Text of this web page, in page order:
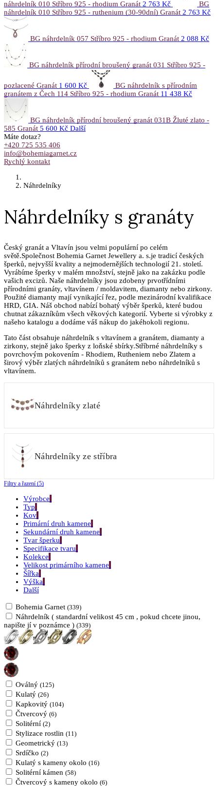
náhrdelník 010 Stříbro 925 - rhodium Granát 2 763 Kč
BG
náhrdelník 010 Stříbro 925 - ruthenium (30-90dní) Granát 2 763 Kč
BG náhrdelník 057 Stříbro 925 - rhodium Granát 2 088 Kč
BG náhrdelník přírodní broušený granát 031 Stříbro 925 -
pozlacené Granát 1 600 Kč
BG náhrdelník s přírodním
granátem z Čech 114 Stříbro 925 - rhodium Granát 11 438 Kč
BG náhrdelník přírodní broušený granát 031B Žluté zlato -
585 Granát 5 600 Kč Další
Máte dotaz?
+420 725 535 406
info@bohemiagarnet.cz
Rychlý kontakt
Náhrdelníky
Náhrdelníky s granáty
Český granát a Vltavín jsou velmi populární po celém
světě.Společnost Bohemia Garnet Jewellery a. s.je tradicí českých
šperků, nejvyšší kvality a nejmodernějších technologií 21. století.
Vyrábíme šperky v malém množství, stejně jako na zakázku podle
vašich excizů. Naše náhrdelníky jsou zdobeny prvotřídními
přírodními granáty, vltavínem / moldavitem, diamanty nebo zirkony.
Použité diamanty mají vynikající řez, podle mezinárodní kvalifikace
HRD, GIA. Náš obchod nabízí bohatý výběr šperků, které budou
chutnat zákazníkům všech věkových kategorií. Vyberte si výrobky z
našeho katalogu a dodáme váš nákup do jakéhokoli regionu.
Tato část obsahuje náhrdelník s vltavínem a granátem, diamanty a
zirkony, stejně jako šperky z loňské sbírky.Stříbrné náhrdelníky s
povrchovým pokovením - Rhodiem, Rutheniem nebo Zlatem a
širový výběr zlatých náhrdelníků s granátem nebo náhrdelníků s
vltavínem.
Náhrdelníky zlaté
Náhrdelníky ze stříbra
Filtry a řazení (5)
Výrobce
Typ
Kov
Primární druh kamene
Sekundární druh kamene
Tvar šperku
Specifikace tvaru
Kolekce
Velikost primárního kamene
Šířka
Výška
Další
Bohemia Garnet (339)
Náhrdelník ( standardní velikost 45 cm , pokud chcete jinou,
napište jí v poznámce ) (339)
Oválný (125)
Kulatý (26)
Kapkovitý (104)
Čtvercový (6)
Solitérní (2)
Stylizace rostlin (11)
Geometrický (13)
Srdíčko (2)
Kulatý s kameny okolo (16)
Solitérní kámen (58)
Čtvercový s kameny okolo (6)